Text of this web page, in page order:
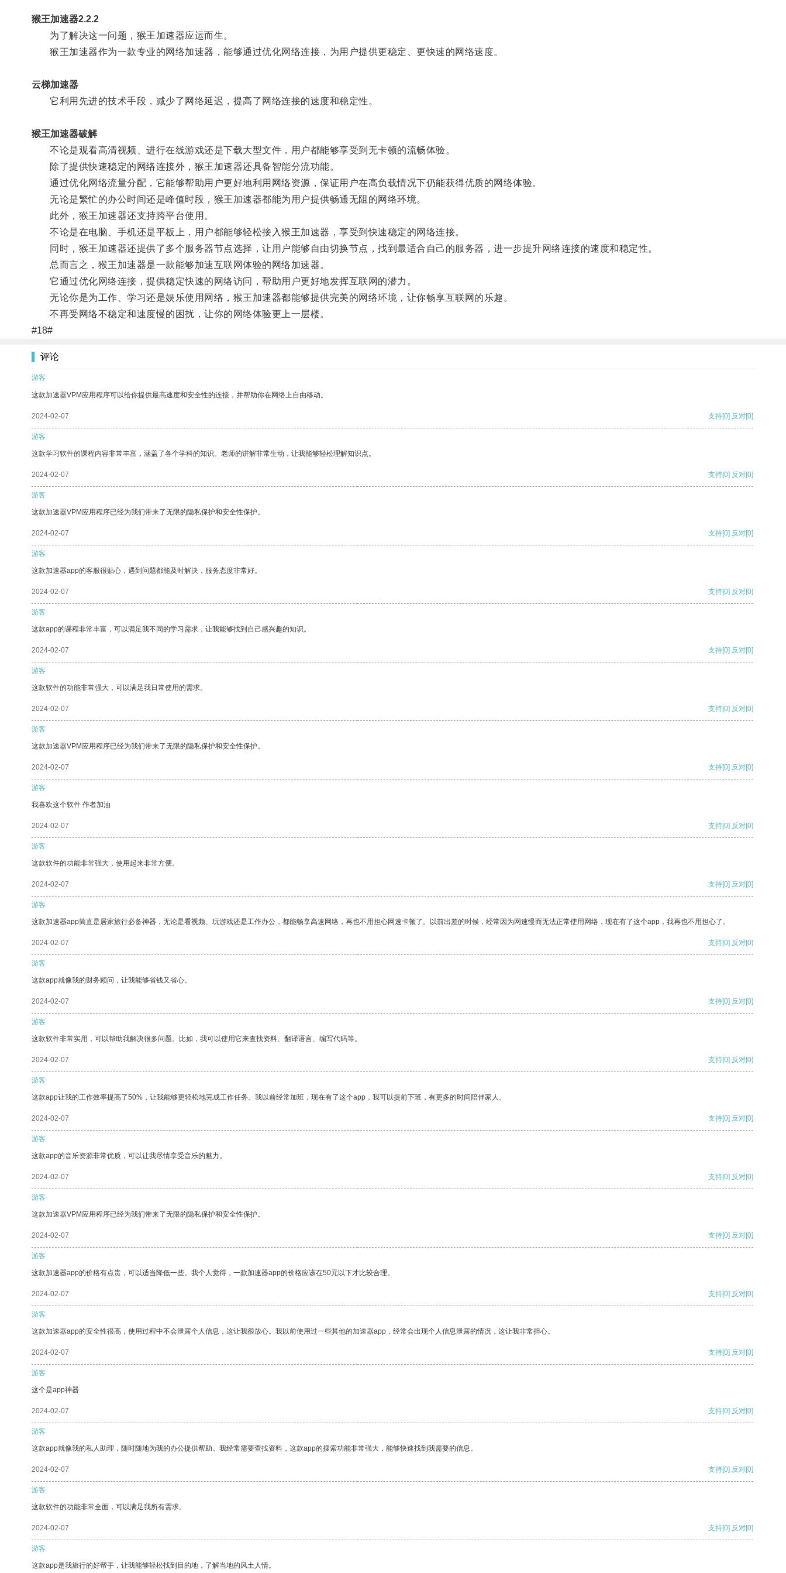
猴王加速器2.2.2
为了解决这一问题，猴王加速器应运而生。
猴王加速器作为一款专业的网络加速器，能够通过优化网络连接，为用户提供更稳定、更快速的网络速度。
云梯加速器
它利用先进的技术手段，减少了网络延迟，提高了网络连接的速度和稳定性。
猴王加速器破解
不论是观看高清视频、进行在线游戏还是下载大型文件，用户都能够享受到无卡顿的流畅体验。
除了提供快速稳定的网络连接外，猴王加速器还具备智能分流功能。
通过优化网络流量分配，它能够帮助用户更好地利用网络资源，保证用户在高负载情况下仍能获得优质的网络体验。
无论是繁忙的办公时间还是峰值时段，猴王加速器都能为用户提供畅通无阻的网络环境。
此外，猴王加速器还支持跨平台使用。
不论是在电脑、手机还是平板上，用户都能够轻松接入猴王加速器，享受到快速稳定的网络连接。
同时，猴王加速器还提供了多个服务器节点选择，让用户能够自由切换节点，找到最适合自己的服务器，进一步提升网络连接的速度和稳定性。
总而言之，猴王加速器是一款能够加速互联网体验的网络加速器。
它通过优化网络连接，提供稳定快速的网络访问，帮助用户更好地发挥互联网的潜力。
无论你是为工作、学习还是娱乐使用网络，猴王加速器都能够提供完美的网络环境，让你畅享互联网的乐趣。
不再受网络不稳定和速度慢的困扰，让你的网络体验更上一层楼。
#18#
评论
游客
这款加速器VPM应用程序可以给你提供最高速度和安全性的连接，并帮助你在网络上自由移动。
2024-02-07 支持[0] 反对[0]
游客
这款学习软件的课程内容非常丰富，涵盖了各个学科的知识。老师的讲解非常生动，让我能够轻松理解知识点。
2024-02-07 支持[0] 反对[0]
游客
这款加速器VPM应用程序已经为我们带来了无限的隐私保护和安全性保护。
2024-02-07 支持[0] 反对[0]
游客
这款加速器app的客服很贴心，遇到问题都能及时解决，服务态度非常好。
2024-02-07 支持[0] 反对[0]
游客
这款app的课程非常丰富，可以满足我不同的学习需求，让我能够找到自己感兴趣的知识。
2024-02-07 支持[0] 反对[0]
游客
这款软件的功能非常强大，可以满足我日常使用的需求。
2024-02-07 支持[0] 反对[0]
游客
这款加速器VPM应用程序已经为我们带来了无限的隐私保护和安全性保护。
2024-02-07 支持[0] 反对[0]
游客
我喜欢这个软件 作者加油
2024-02-07 支持[0] 反对[0]
游客
这款软件的功能非常强大，使用起来非常方便。
2024-02-07 支持[0] 反对[0]
游客
这款加速器app简直是居家旅行必备神器，无论是看视频、玩游戏还是工作办公，都能畅享高速网络，再也不用担心网速卡顿了。以前出差的时候，经常因为网速慢而无法正常使用网络，现在有了这个app，我再也不用担心了。
2024-02-07 支持[0] 反对[0]
游客
这款app就像我的财务顾问，让我能够省钱又省心。
2024-02-07 支持[0] 反对[0]
游客
这款软件非常实用，可以帮助我解决很多问题。比如，我可以使用它来查找资料、翻译语言、编写代码等。
2024-02-07 支持[0] 反对[0]
游客
这款app让我的工作效率提高了50%，让我能够更轻松地完成工作任务。我以前经常加班，现在有了这个app，我可以提前下班，有更多的时间陪伴家人。
2024-02-07 支持[0] 反对[0]
游客
这款app的音乐资源非常优质，可以让我尽情享受音乐的魅力。
2024-02-07 支持[0] 反对[0]
游客
这款加速器VPM应用程序已经为我们带来了无限的隐私保护和安全性保护。
2024-02-07 支持[0] 反对[0]
游客
这款加速器app的价格有点贵，可以适当降低一些。我个人觉得，一款加速器app的价格应该在50元以下才比较合理。
2024-02-07 支持[0] 反对[0]
游客
这款加速器app的安全性很高，使用过程中不会泄露个人信息，这让我很放心。我以前使用过一些其他的加速器app，经常会出现个人信息泄露的情况，这让我非常担心。
2024-02-07 支持[0] 反对[0]
游客
这个是app神器
2024-02-07 支持[0] 反对[0]
游客
这款app就像我的私人助理，随时随地为我的办公提供帮助。我经常需要查找资料，这款app的搜索功能非常强大，能够快速找到我需要的信息。
2024-02-07 支持[0] 反对[0]
游客
这款软件的功能非常全面，可以满足我所有需求。
2024-02-07 支持[0] 反对[0]
游客
这款app是我旅行的好帮手，让我能够轻松找到目的地，了解当地的风土人情。